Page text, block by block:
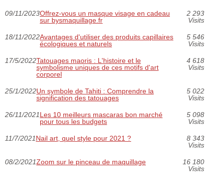
09/11/2023Offrez-vous un masque visage en cadeau
sur bysmaquillage.fr
2 293
Visits
18/11/2022Avantages d'utiliser des produits capillaires
écologiques et naturels
5 546
Visits
17/5/2022Tatouages maoris : L'histoire et le
symbolisme uniques de ces motifs d'art
corporel
4 618
Visits
25/1/2022Un symbole de Tahiti : Comprendre la
signification des tatouages
5 022
Visits
26/11/2021Les 10 meilleurs mascaras bon marché
pour tous les budgets
5 098
Visits
11/7/2021Nail art, quel style pour 2021 ?
8 343
Visits
08/2/2021Zoom sur le pinceau de maquillage
16 180
Visits